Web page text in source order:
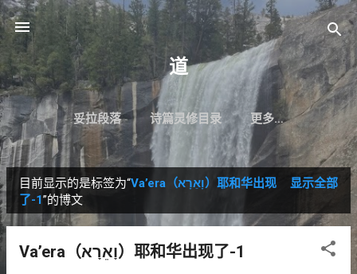
跳至主要内容
道
妥拉段落 诗篇灵修目录 更多…
博
文
目前显示的是标签为“Va’era（וָאֵרָא）耶和华出现
了-1”的博文
显示全部
Va’era（וָאֵרָא）耶和华出现了-1